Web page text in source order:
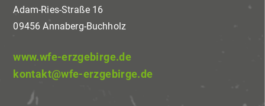
Adam-Ries-Straße 16
09456 Annaberg-Buchholz
www.wfe-erzgebirge.de
kontakt@wfe-erzgebirge.de